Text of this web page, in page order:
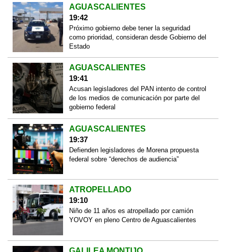
AGUASCALIENTES
19:42
Próximo gobierno debe tener la seguridad
como prioridad, consideran desde Gobierno del
Estado
AGUASCALIENTES
19:41
Acusan legisladores del PAN intento de control
de los medios de comunicación por parte del
gobierno federal
AGUASCALIENTES
19:37
Defienden legisladores de Morena propuesta
federal sobre “derechos de audiencia”
ATROPELLADO
19:10
Niño de 11 años es atropellado por camión
YOVOY en pleno Centro de Aguascalientes